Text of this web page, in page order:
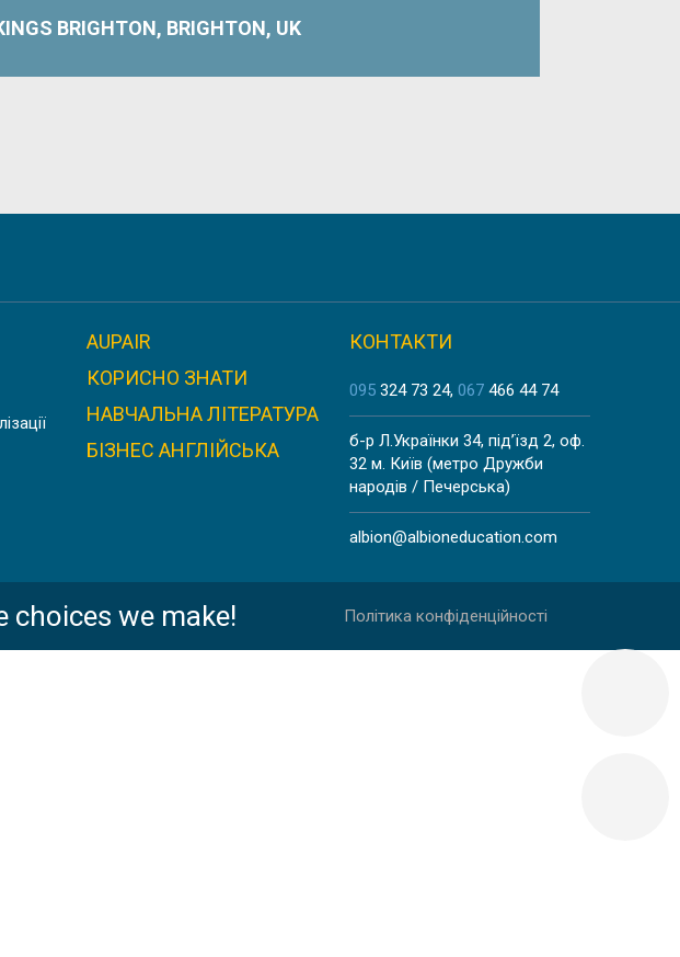
BRIGHTON, BRIGHTON, UK
| EC LONDON
AUPAIR
КОРИСНО ЗНАТИ
НАВЧАЛЬНА ЛІТЕРАТУРА
БІЗНЕС АНГЛІЙСЬКА
КОНТАКТИ
095 324 73 24 067 466 44 74
б-р Л.Українки 34, під’їзд 2, оф.
32 м. Київ (метро Дружби
народів / Печерська)
albion@albioneducation.com
choices we make! Політика конфіденційності